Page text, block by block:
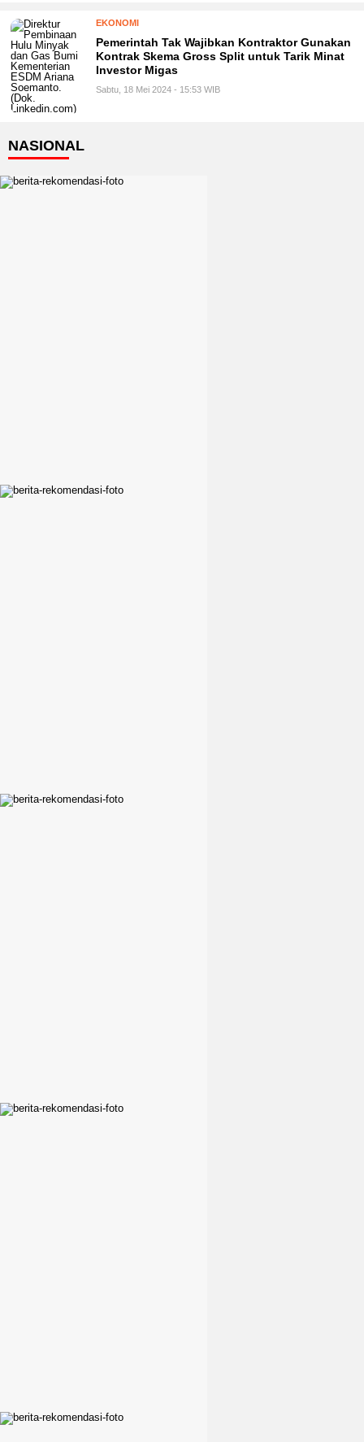
EKONOMI
Pemerintah Tak Wajibkan Kontraktor Gunakan
Kontrak Skema Gross Split untuk Tarik Minat
Investor Migas
Sabtu, 18 Mei 2024 - 15:53 WIB
NASIONAL